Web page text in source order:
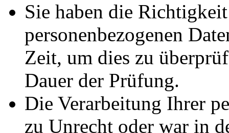
Sie haben die
personenbezogenen
Zeit, um dies zu
Dauer der Prüfung.
Die Verarbeitung Ihrer
zu Unrecht oder war in